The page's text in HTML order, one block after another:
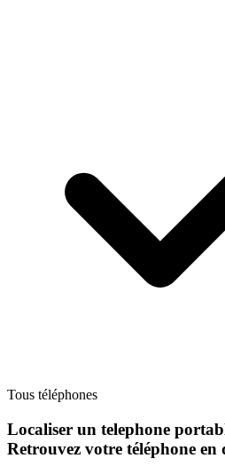
Tous téléphones
Localiser un telephone
Retrouvez votre téléphone en